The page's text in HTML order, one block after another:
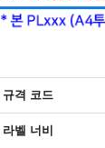
규격 코드
라벨 너비